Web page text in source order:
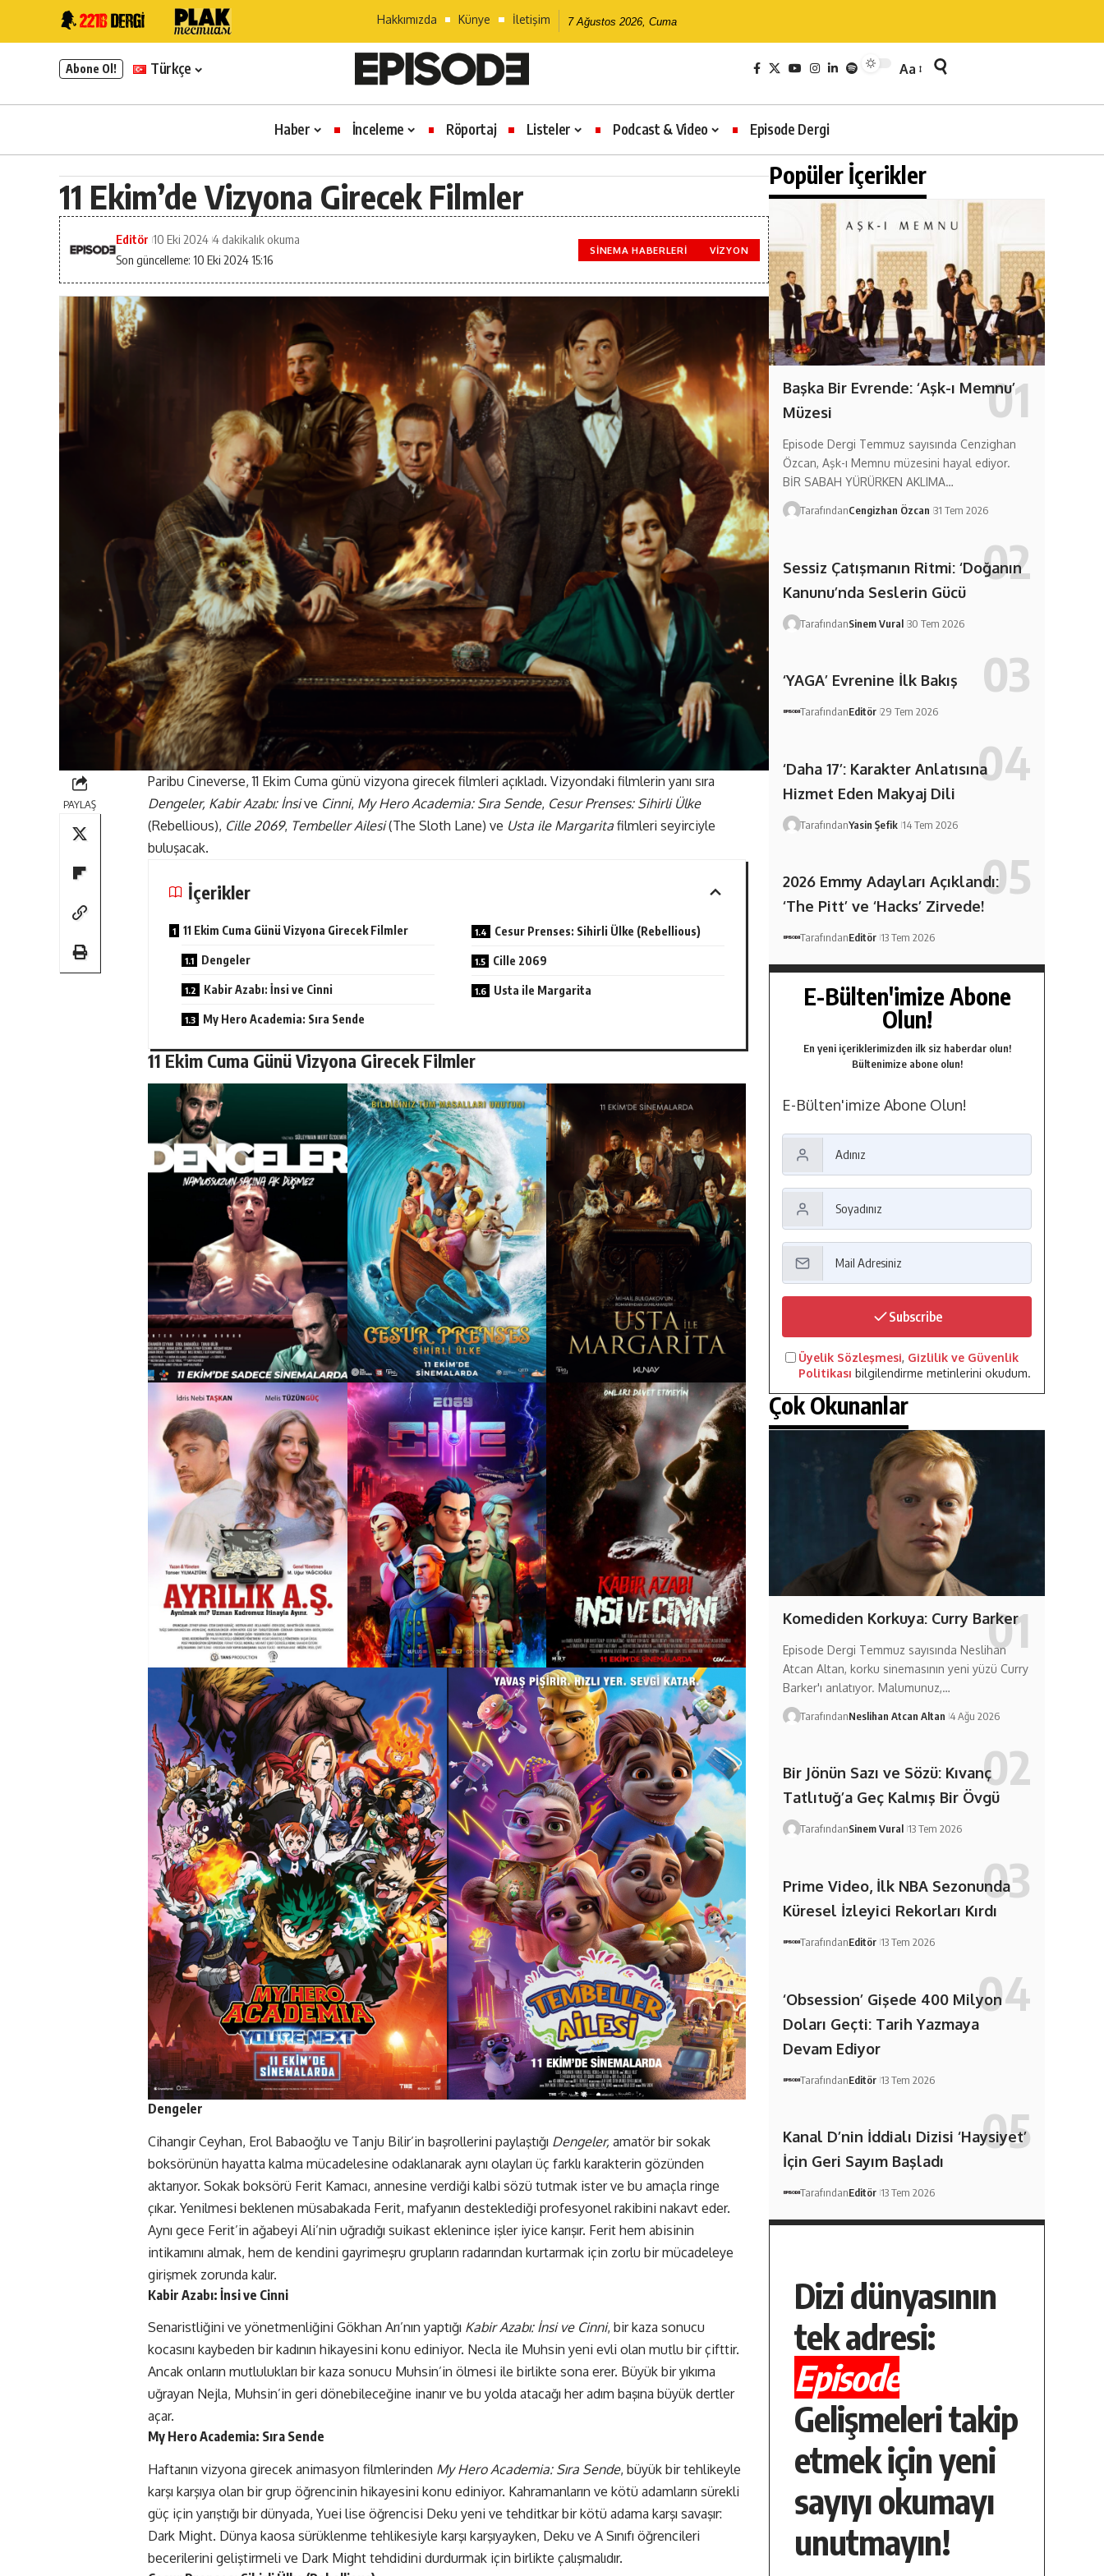
Hakkımızda Künye İletişim 7 Ağustos 2026, Cuma
Abone Ol! Türkçe Aa
Haber İnceleme Röportaj Listeler Podcast & Video Episode Dergi
11 Ekim’de Vizyona Girecek Filmler
Son güncelleme: 10 Eki 2024 15:16
Editör 10 Eki 2024 4 dakikalık okuma
SINEMA HABERLERI VIZYON
PAYLAŞ
Paribu Cineverse, 11 Ekim Cuma günü vizyona girecek filmleri açıkladı. Vizyondaki filmlerin yanı sıra
Dengeler, Kabir Azabı: İnsive Cinni, My Hero Academia: Sıra Sende, Cesur Prenses: Sihirli Ülke
(Rebellious), Cille 2069, Tembeller Ailesi(The Sloth Lane) ve Usta ile Margarita filmleri seyirciyle
buluşacak.
İçerikler
11 Ekim Cuma Günü Vizyona Girecek Filmler
Dengeler
Kabir Azabı: İnsi ve Cinni
My Hero Academia: Sıra Sende
Cesur Prenses: Sihirli Ülke (Rebellious)
Cille 2069
Usta ile Margarita
11 Ekim Cuma Günü Vizyona Girecek Filmler
Dengeler
Cihangir Ceyhan, Erol Babaoğlu ve Tanju Bilir’in başrollerini paylaştığı Dengeler, amatör bir sokak
boksörünün hayatta kalma mücadelesine odaklanarak aynı olayları üç farklı karakterin gözünden
aktarıyor. Sokak boksörü Ferit Kamacı, annesine verdiği kalbi sözü tutmak ister ve bu amaçla ringe
çıkar. Yenilmesi beklenen müsabakada Ferit, mafyanın desteklediği profesyonel rakibini nakavt eder.
Aynı gece Ferit’in ağabeyi Ali’nin uğradığı suikast eklenince işler iyice karışır. Ferit hem abisinin
intikamını almak, hem de kendini gayrimeşru grupların radarından kurtarmak için zorlu bir mücadeleye
girişmek zorunda kalır.
Kabir Azabı: İnsi ve Cinni
Senaristliğini ve yönetmenliğini Gökhan Arı’nın yaptığı Kabir Azabı: İnsi ve Cinni, bir kaza sonucu
kocasını kaybeden bir kadının hikayesini konu ediniyor. Necla ile Muhsin yeni evli olan mutlu bir çifttir.
Ancak onların mutlulukları bir kaza sonucu Muhsin’in ölmesi ile birlikte sona erer. Büyük bir yıkıma
uğrayan Nejla, Muhsin’in geri dönebileceğine inanır ve bu yolda atacağı her adım başına büyük dertler
açar.
My Hero Academia: Sıra Sende
Haftanın vizyona girecek animasyon filmlerinden My Hero Academia: Sıra Sende, büyük bir tehlikeyle
karşı karşıya olan bir grup öğrencinin hikayesini konu ediniyor. Kahramanların ve kötü adamların sürekli
güç için yarıştığı bir dünyada, Yuei lise öğrencisi Deku yeni ve tehditkar bir kötü adama karşı savaşır:
Dark Might. Dünya kaosa sürüklenme tehlikesiyle karşı karşıyayken, Deku ve A Sınıfı öğrencileri
becerilerini geliştirmeli ve Dark Might tehdidini durdurmak için birlikte çalışmalıdır.
Popüler İçerikler
Başka Bir Evrende: ‘Aşk-ı Memnu’
Müzesi
Episode Dergi Temmuz sayısında Cenzighan
Özcan, Aşk-ı Memnu müzesini hayal ediyor.
BİR SABAH YÜRÜRKEN AKLIMA…
TarafındanCengizhan Özcan 31 Tem 2026
Sessiz Çatışmanın Ritmi: ‘Doğanın
Kanunu’nda Seslerin Gücü
TarafındanSinem Vural 30 Tem 2026
‘YAGA’ Evrenine İlk Bakış
TarafındanEditör 29 Tem 2026
‘Daha 17’: Karakter Anlatısına
Hizmet Eden Makyaj Dili
TarafındanYasin Şefik 14 Tem 2026
2026 Emmy Adayları Açıklandı:
‘The Pitt’ ve ‘Hacks’ Zirvede!
TarafındanEditör 13 Tem 2026
E-Bülten'imize Abone
Olun!
En yeni içeriklerimizden ilk siz haberdar olun!
Bültenimize abone olun!
E-Bülten'imize Abone Olun!
Subscribe
Üyelik Sözleşmesi, Gizlilik ve Güvenlik
Politikası bilgilendirme metinlerini okudum.
Çok Okunanlar
Komediden Korkuya: Curry Barker
Episode Dergi Temmuz sayısında Neslihan
Atcan Altan, korku sinemasının yeni yüzü Curry
Barker'ı anlatıyor. Malumunuz,…
TarafındanNeslihan Atcan Altan 4 Ağu 2026
Bir Jönün Sazı ve Sözü: Kıvanç
Tatlıtuğ’a Geç Kalmış Bir Övgü
TarafındanSinem Vural 13 Tem 2026
Prime Video, İlk NBA Sezonunda
Küresel İzleyici Rekorları Kırdı
TarafındanEditör 13 Tem 2026
‘Obsession’ Gişede 400 Milyon
Doları Geçti: Tarih Yazmaya
Devam Ediyor
TarafındanEditör 13 Tem 2026
Kanal D’nin İddialı Dizisi ‘Haysiyet’
İçin Geri Sayım Başladı
TarafındanEditör 13 Tem 2026
Dizi dünyasının
tek adresi:
Episode
Gelişmeleri takip
etmek için yeni
sayıyı okumayı
unutmayın!